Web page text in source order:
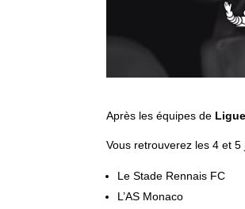
Après les équipes de
Vous retrouverez les 4 et 5
Le Stade Rennais FC
L’AS Monaco